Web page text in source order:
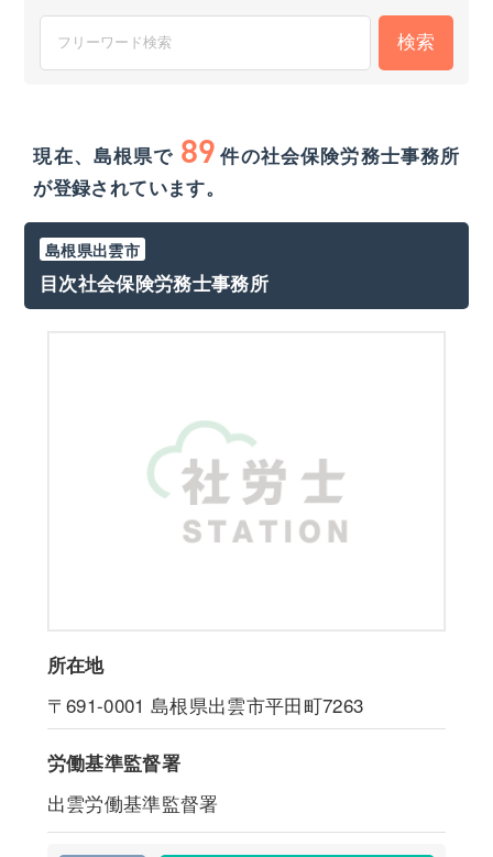
現在、島根県で 89 件の社会保険労務士事務所
が登録されています。
島根県出雲市
目次社会保険労務士事務所
所在地
〒691-0001 島根県出雲市平田町7263
労働基準監督署
出雲労働基準監督署